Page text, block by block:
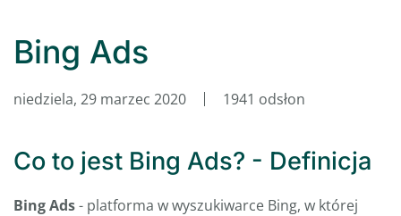
Bing Ads
niedziela, 29 marzec 2020 1941 odsłon
Co to jest Bing Ads? - Definicja
Bing Ads- platforma w wyszukiwarce Bing, w której